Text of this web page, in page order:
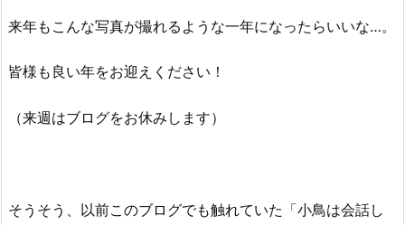
来年もこんな写真が撮れるような一年になったらいいな…。
皆様も良い年をお迎えください！
（来週はブログをお休みします）
そうそう、以前このブログでも触れていた「小鳥は会話し